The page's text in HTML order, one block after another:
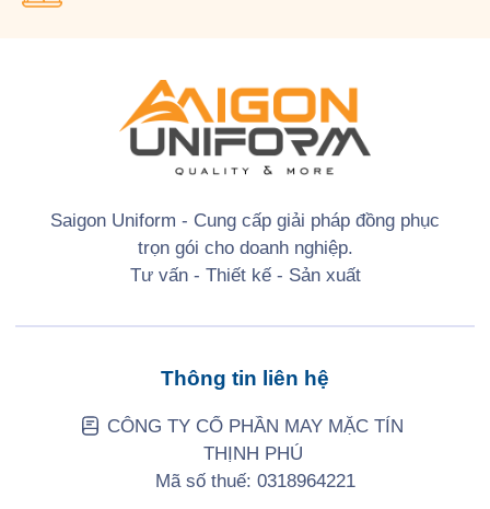
Saigon Uniform - Cung cấp giải pháp đồng phục
trọn gói cho doanh nghiệp.
Tư vấn - Thiết kế - Sản xuất
Thông tin liên hệ
CÔNG TY CỔ PHẦN MAY MẶC TÍN
THỊNH PHÚ
Mã số thuế: 0318964221